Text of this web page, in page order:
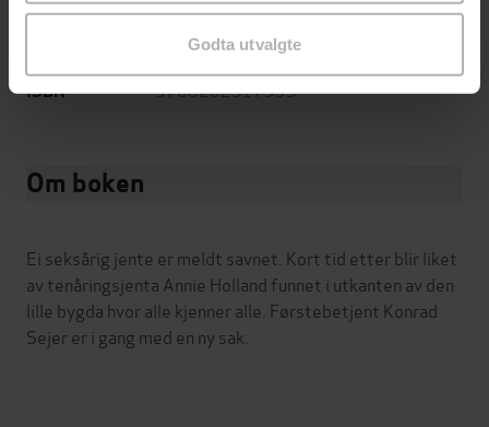
Godta utvalgte
DRM-
Vannmerket
ISBN 9788202317553
Om boken
Ei seksårig jente er meldt savnet. Kort tid etter blir liket
av tenåringsjenta Annie Holland funnet i utkanten av den
lille bygda hvor alle kjenner alle. Førstebetjent Konrad
Sejer er i gang med en ny sak.